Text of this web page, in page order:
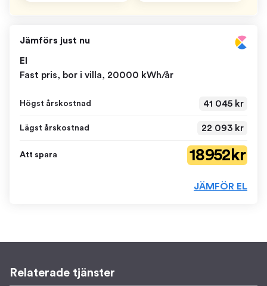
Jämförs just nu
El
Fast pris, bor i villa, 20000 kWh/år
Högst årskostnad 41 045 kr
Lägst årskostnad 22 093 kr
Att spara 18 952 kr
JÄMFÖR EL
Relaterade tjänster